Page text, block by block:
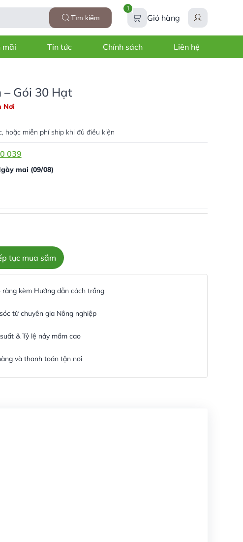
Tìm kiếm
1
Giỏ hàng
mãi Tin tức Chính sách Liên hệ
Gói 30 Hạt
Nơi
hoặc miễn phí ship khi đủ điều kiện
039
mai (09/08)
tục mua sắm
kèm Hướng dẫn cách trồng
từ chuyên gia Nông nghiệp
& Tỷ lệ nảy mầm cao
và thanh toán tận nơi